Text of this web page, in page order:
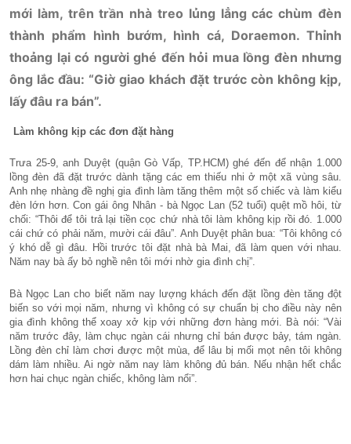
mới làm, trên trần nhà treo lủng lẳng các chùm đèn
thành phẩm hình bướm, hình cá, Doraemon. Thỉnh
thoảng lại có người ghé đến hỏi mua lồng đèn nhưng
ông lắc đầu: “Giờ giao khách đặt trước còn không kịp,
lấy đâu ra bán”.
Làm không kịp các đơn đặt hàng
Trưa 25-9, anh Duyệt (quận Gò Vấp, TP.HCM) ghé đến để nhận 1.000
lồng đèn đã đặt trước dành tặng các em thiếu nhi ở một xã vùng sâu.
Anh nhẹ nhàng đề nghị gia đình làm tăng thêm một số chiếc và làm kiểu
đèn lớn hơn. Con gái ông Nhân - bà Ngọc Lan (52 tuổi) quệt mồ hôi, từ
chối: “Thôi để tôi trả lại tiền cọc chứ nhà tôi làm không kịp rồi đó. 1.000
cái chứ có phải năm, mười cái đâu”. Anh Duyệt phân bua: “Tôi không có
ý khó dễ gì đâu. Hồi trước tôi đặt nhà bà Mai, đã làm quen với nhau.
Năm nay bà ấy bỏ nghề nên tôi mới nhờ gia đình chị”.
Bà Ngọc Lan cho biết năm nay lượng khách đến đặt lồng đèn tăng đột
biến so với mọi năm, nhưng vì không có sự chuẩn bị cho điều này nên
gia đình không thể xoay xở kịp với những đơn hàng mới. Bà nói: “Vài
năm trước đây, làm chục ngàn cái nhưng chỉ bán được bảy, tám ngàn.
Lồng đèn chỉ làm chơi được một mùa, để lâu bị mối mọt nên tôi không
dám làm nhiều. Ai ngờ năm nay làm không đủ bán. Nếu nhận hết chắc
hơn hai chục ngàn chiếc, không làm nổi”.